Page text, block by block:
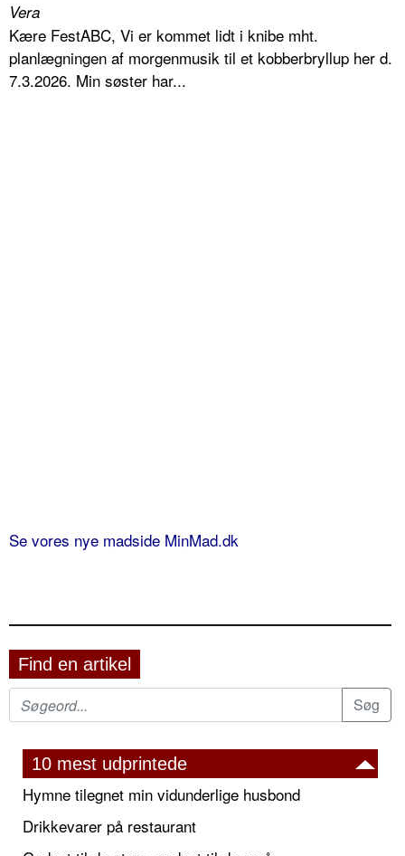
Vera
Kære FestABC, Vi er kommet lidt i knibe mht.
planlægningen af morgenmusik til et kobberbryllup her d.
7.3.2026. Min søster har...
Se vores nye madside MinMad.dk
Find en artikel
10 mest udprintede
Hymne tilegnet min vidunderlige husbond
Drikkevarer på restaurant